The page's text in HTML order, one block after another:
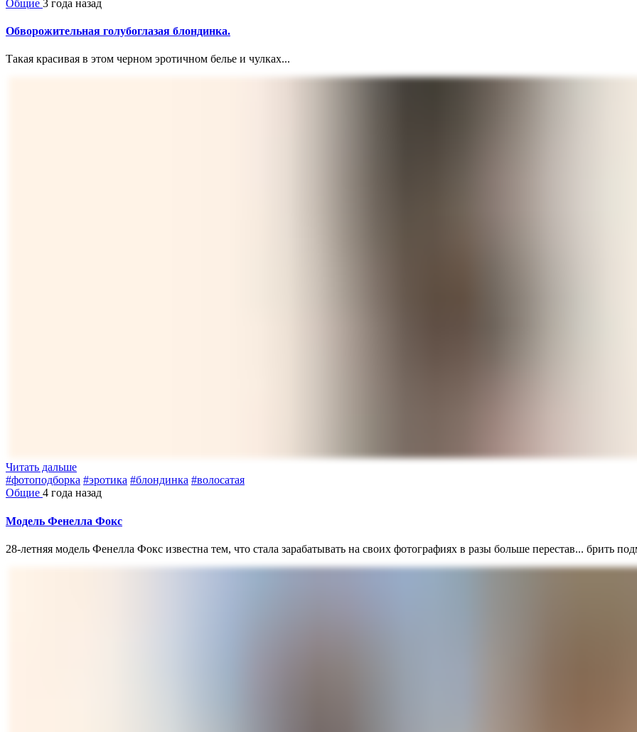
Общие 3 года назад
Обворожительная голубоглазая блондинка.
Такая красивая в этом черном эротичном белье и чулках...
Читать дальше
#фотоподборка #эротика #блондинка #волосатая
Общие 4 года назад
Модель Фенелла Фокс
28-летняя модель Фенелла Фокс известна тем, что стала зарабатывать на своих фотографиях в разы больше перестав... брить